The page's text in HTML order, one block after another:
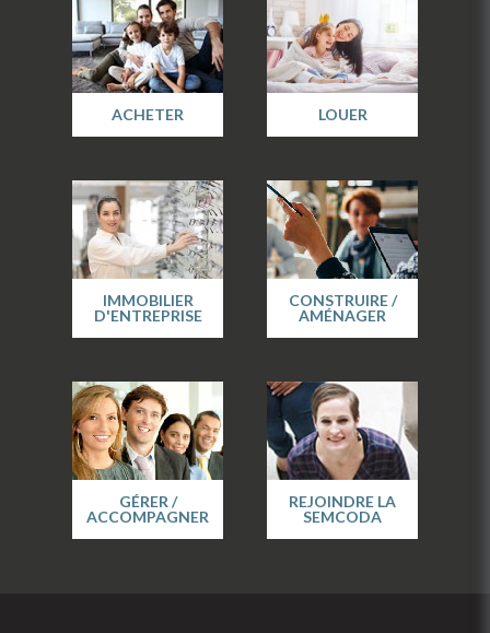
ACHETER LOUER
IMMOBILIER
D'ENTREPRISE
CONSTRUIRE /
AMÉNAGER
GÉRER /
ACCOMPAGNER
REJOINDRE LA
SEMCODA